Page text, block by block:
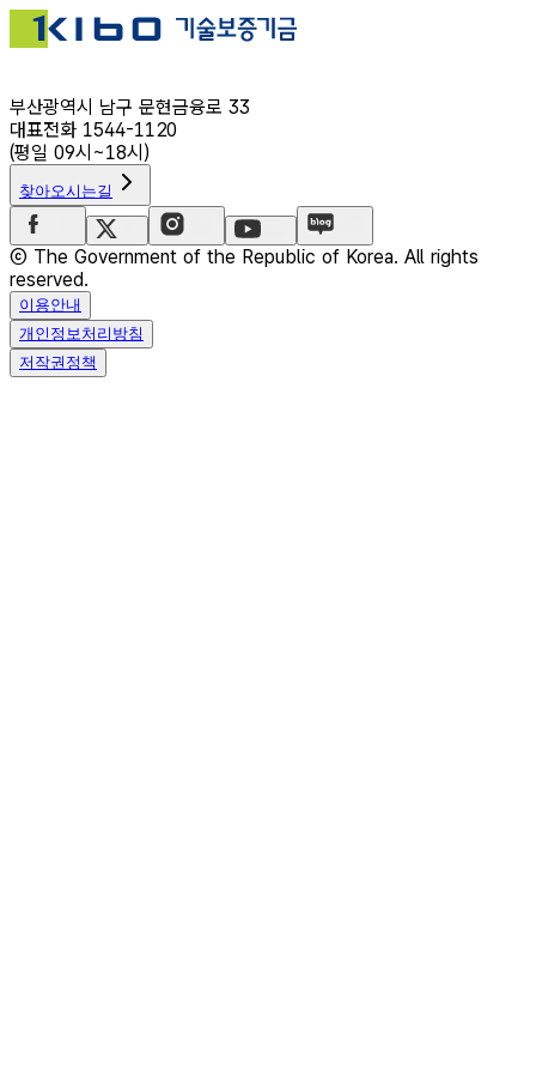
부산광역시 남구 문현금융로 33
대표전화 1544-1120
(평일 09시~18시)
찾아오시는길
ⓒ The Government of the Republic of Korea. All rights
reserved.
이용안내
개인정보처리방침
저작권정책